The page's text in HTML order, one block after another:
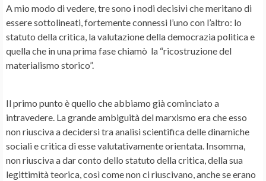
A mio modo di vedere, tre sono i nodi decisivi che meritano di
essere sottolineati, fortemente connessi l’uno con l’altro: lo
statuto della critica, la valutazione della democrazia politica e
quella che in una prima fase chiamò la “ricostruzione del
materialismo storico”.
Il primo punto è quello che abbiamo già cominciato a
intravedere. La grande ambiguità del marxismo era che esso
non riusciva a decidersi tra analisi scientifica delle dinamiche
sociali e critica di esse valutativamente orientata. Insomma,
non riusciva a dar conto dello statuto della critica, della sua
legittimità teorica, così come non ci riuscivano, anche se erano